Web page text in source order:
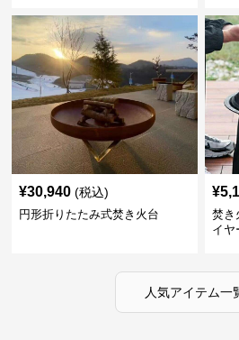
¥30,940 (税込)
円形折りたたみ式焚き火台
¥
焚き
イヤ
人気アイテム一